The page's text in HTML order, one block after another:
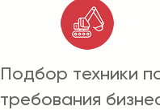
Подбор техники
требования